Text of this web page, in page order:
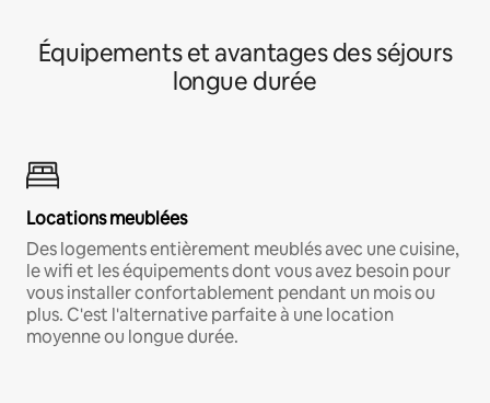
Équipements et avantages des séjours
longue durée
Locations meublées
Des logements entièrement meublés avec une cuisine,
le wifi et les équipements dont vous avez besoin pour
vous installer confortablement pendant un mois ou
plus. C'est l'alternative parfaite à une location
moyenne ou longue durée.